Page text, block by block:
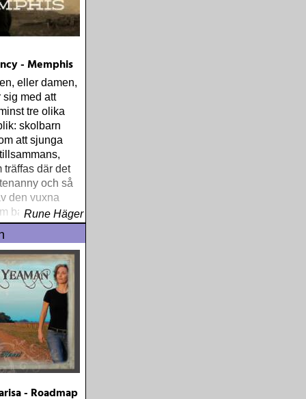
- Memphis
eller damen,
sig med att
tre olika
skolbarn
att sjunga
träffas där det
och så
den vuxna
bara vill
country,
helst som
Rune Häger
- Roadmap